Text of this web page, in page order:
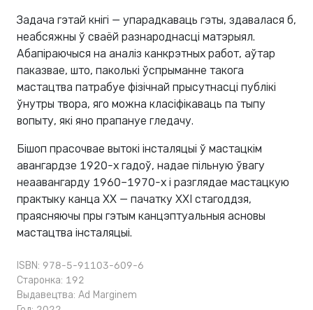
Задача гэтай кнігі — упарадкаваць гэты, здавалася б,
неабсяжны ў сваёй разнароднасці матэрыял.
Абапіраючыся на аналіз канкрэтных работ, аўтар
паказвае, што, паколькі ўспрыманне такога
мастацтва патрабуе фізічнай прысутнасці публікі
ўнутры твора, яго можна класіфікаваць па тыпу
вопыту, які яно прапануе гледачу.
Бішоп прасочвае вытокі інсталяцыі ў мастацкім
авангардзе 1920-х гадоў, надае пільную ўвагу
неаавангарду 1960–1970-х і разглядае мастацкую
практыку канца XX — пачатку XXI стагоддзя,
праясняючы пры гэтым канцэптуальныя асновы
мастацтва інсталяцыі.
ISBN: 978-5-91103-609-6
Старонка: 192
Выдавецтва: Ad Marginem